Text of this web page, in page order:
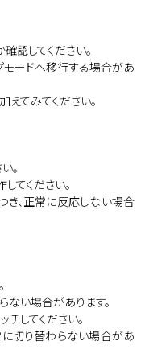
認してください。
モードへ移行する場合があ
えてみてください。
。
てください。
き、正常に反応しない場合
ない場合があります。
チしてください。
に切り替わらない場合があ